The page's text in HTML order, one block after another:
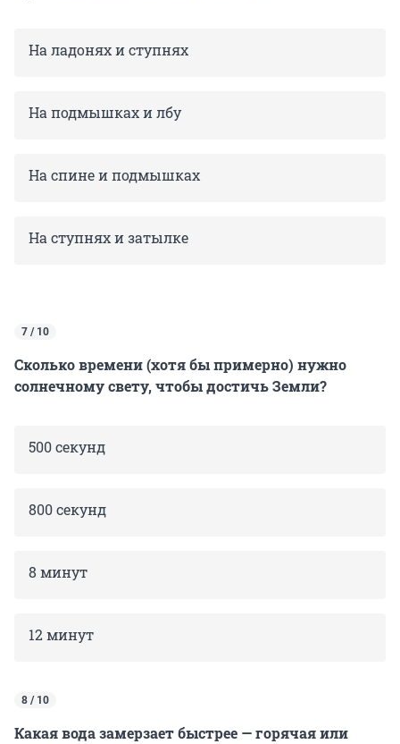
На ладонях и ступнях
На подмышках и лбу
На спине и подмышках
На ступнях и затылке
7 / 10
Сколько времени (хотя бы примерно) нужно
солнечному свету, чтобы достичь Земли?
500 секунд
800 секунд
8 минут
12 минут
8 / 10
Какая вода замерзает быстрее — горячая или